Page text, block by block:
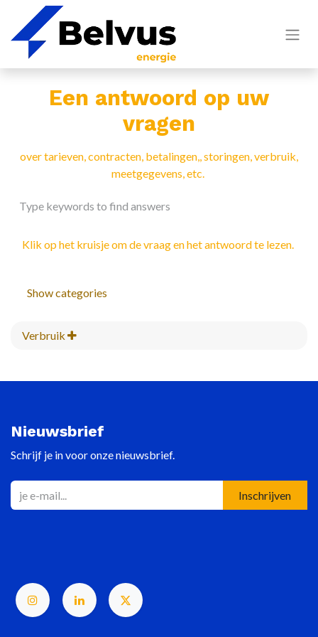
Een antwoord op uw
vragen
over tarieven, contracten, betalingen,, storingen, verbruik,
meetgegevens, etc.
Klik op het kruisje om de vraag en het antwoord te lezen.
Show categories
Verbruik
Nieuwsbrief
Schrijf je in voor onze nieuwsbrief.
Inschrijven